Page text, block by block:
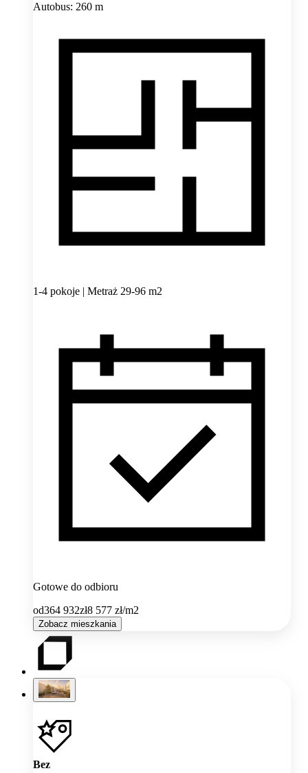
Autobus: 260 m
1-4 pokoje | Metraż 29-96 m2
Gotowe do odbioru
od364 932zł8 577 zł/m2
Zobacz mieszkania
Bez